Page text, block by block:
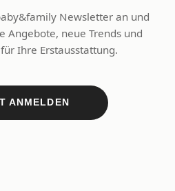
Newsletter an und
Angebote, neue Trends und
Ihre Erstausstattung.
ANMELDEN